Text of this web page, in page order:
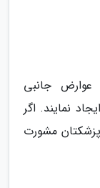
عوارض جانبی
نمایند. اگر
مشورت